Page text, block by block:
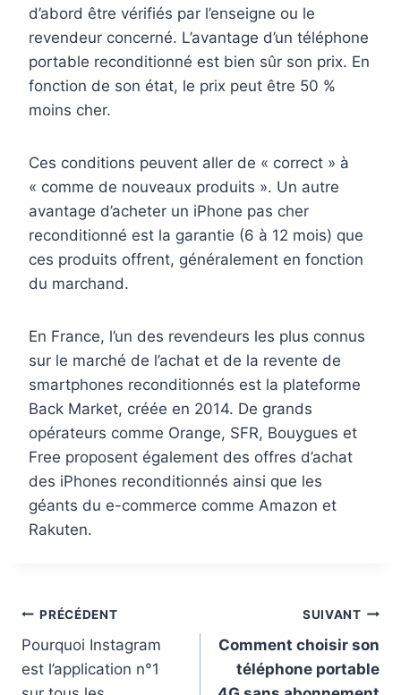
d’abord être vérifiés par l’enseigne ou le
revendeur concerné. L’avantage d’un téléphone
portable reconditionné est bien sûr son prix. En
fonction de son état, le prix peut être 50 %
moins cher.
Ces conditions peuvent aller de « correct » à
« comme de nouveaux produits ». Un autre
avantage d’acheter un iPhone pas cher
reconditionné est la garantie (6 à 12 mois) que
ces produits offrent, généralement en fonction
du marchand.
En France, l’un des revendeurs les plus connus
sur le marché de l’achat et de la revente de
smartphones reconditionnés est la plateforme
Back Market, créée en 2014. De grands
opérateurs comme Orange, SFR, Bouygues et
Free proposent également des offres d’achat
des iPhones reconditionnés ainsi que les
géants du e-commerce comme Amazon et
Rakuten.
Navigation
de
PRÉCÉDENT
Pourquoi Instagram
est l’application n°1
SUIVANT
Comment choisir son
téléphone portable